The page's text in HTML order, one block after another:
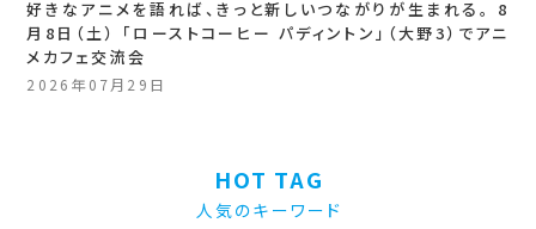
好きなアニメを語れば、きっと新しいつながりが生まれる。 8
月8日（土） 「ローストコーヒー パディントン」（大野3）でアニ
メカフェ交流会
2026年07月29日
HOT TAG
人気のキーワード